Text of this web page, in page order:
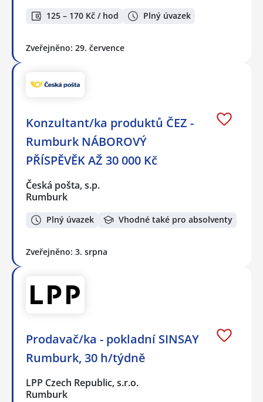
125 – 170 Kč / hod Plný úvazek
Zveřejněno: 29. července
Konzultant/ka produktů ČEZ -
Rumburk NÁBOROVÝ
PŘÍSPĚVĚK AŽ 30 000 Kč
Česká pošta, s.p.
Rumburk
Plný úvazek Vhodné také pro absolventy
Zveřejněno: 3. srpna
Prodavač/ka - pokladní SINSAY
Rumburk, 30 h/týdně
LPP Czech Republic, s.r.o.
Rumburk